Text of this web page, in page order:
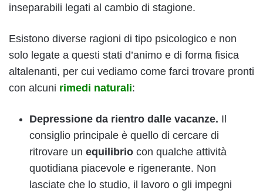
inseparabili legati al cambio di stagione.
Esistono diverse ragioni di tipo psicologico e non
solo legate a questi stati d’animo e di forma fisica
altalenanti, per cui vediamo come farci trovare pronti
con alcuni rimedi naturali:
Depressione da rientro dalle vacanze. Il
consiglio principale è quello di cercare di
ritrovare un equilibrio con qualche attività
quotidiana piacevole e rigenerante. Non
lasciate che lo studio, il lavoro o gli impegni